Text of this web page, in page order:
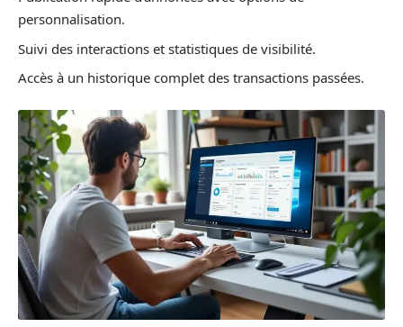
personnalisation.
Suivi des interactions et statistiques de visibilité.
Accès à un historique complet des transactions passées.